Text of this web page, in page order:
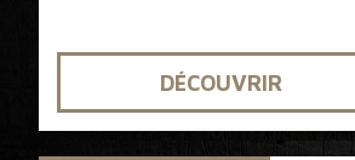
DÉCOUVRIR